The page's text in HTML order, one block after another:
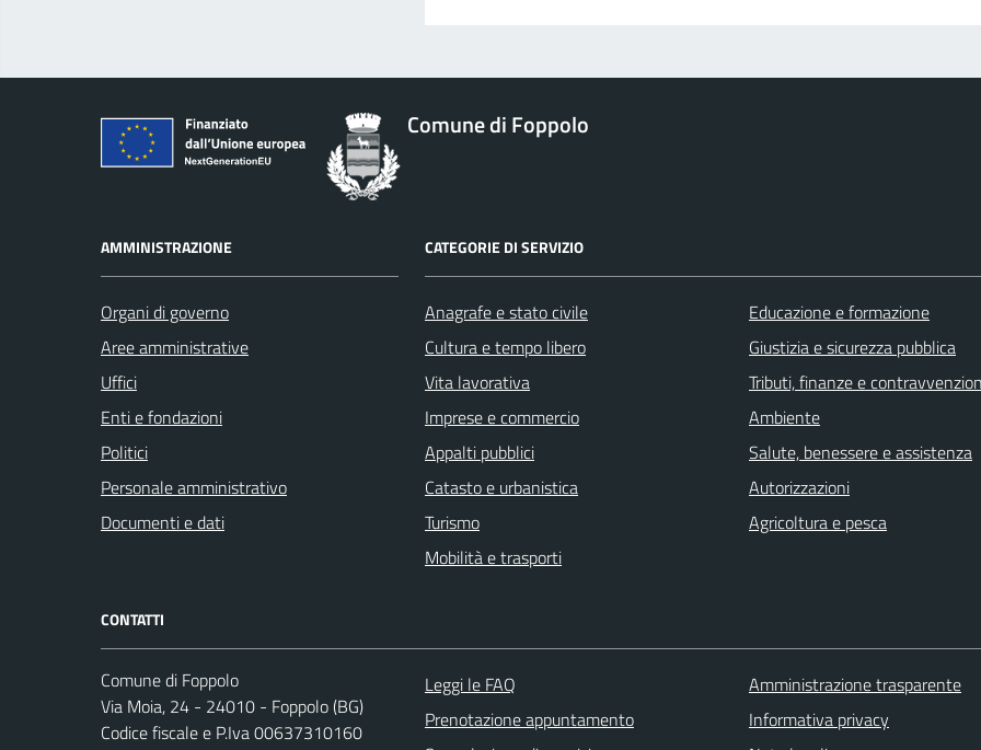
Comune di Foppolo
AMMINISTRAZIONE
Organi di governo
Aree amministrative
Uffici
Enti e fondazioni
Politici
Personale amministrativo
Documenti e dati
CATEGORIE DI SERVIZIO
Anagrafe e stato civile
Cultura e tempo libero
Vita lavorativa
Imprese e commercio
Appalti pubblici
Catasto e urbanistica
Turismo
Mobilità e trasporti
Educazione e formazione
Giustizia e sicurezza pubblica
Tributi, finanze e
Ambiente
Salute, benessere e assistenza
Autorizzazioni
Agricoltura e pesca
CONTATTI
Comune di Foppolo
Via Moia, 24 - 24010 - Foppolo (BG)
Codice fiscale e P.Iva 00637310160
Leggi le FAQ
Prenotazione appuntamento
Amministrazione trasparente
Informativa privacy